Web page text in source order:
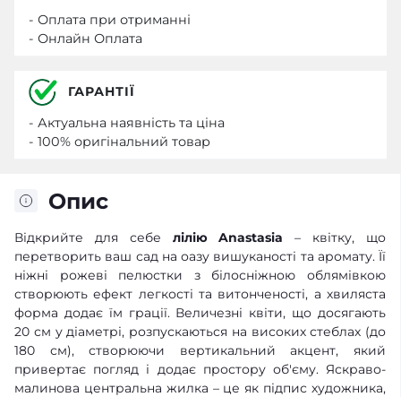
Опис
Відкрийте для себе лілію Anastasia – квітку, що
перетворить ваш сад на оазу вишуканості та аромату. Її
ніжні рожеві пелюстки з білосніжною облямівкою
створюють ефект легкості та витонченості, а хвиляста
форма додає їм грації. Величезні квіти, що досягають
20 см у діаметрі, розпускаються на високих стеблах (до
180 см), створюючи вертикальний акцент, який
привертає погляд і додає простору об'єму. Яскраво-
малинова центральна жилка – це як підпис художника,
- Оплата при отриманні
- Онлайн Оплата
ГАРАНТІЇ
- Актуальна наявність та ціна
- 100% оригінальний товар